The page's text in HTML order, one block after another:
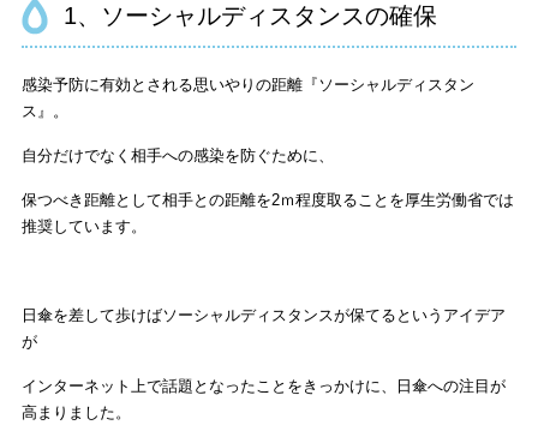
1、ソーシャルディスタンスの確保
感染予防に有効とされる思いやりの距離『ソーシャルディスタン
ス』。
自分だけでなく相手への感染を防ぐために、
保つべき距離として相手との距離を2ｍ程度取ることを厚生労働省では
推奨しています。
日傘を差して歩けばソーシャルディスタンスが保てるというアイデア
が
インターネット上で話題となったことをきっかけに、日傘への注目が
高まりました。